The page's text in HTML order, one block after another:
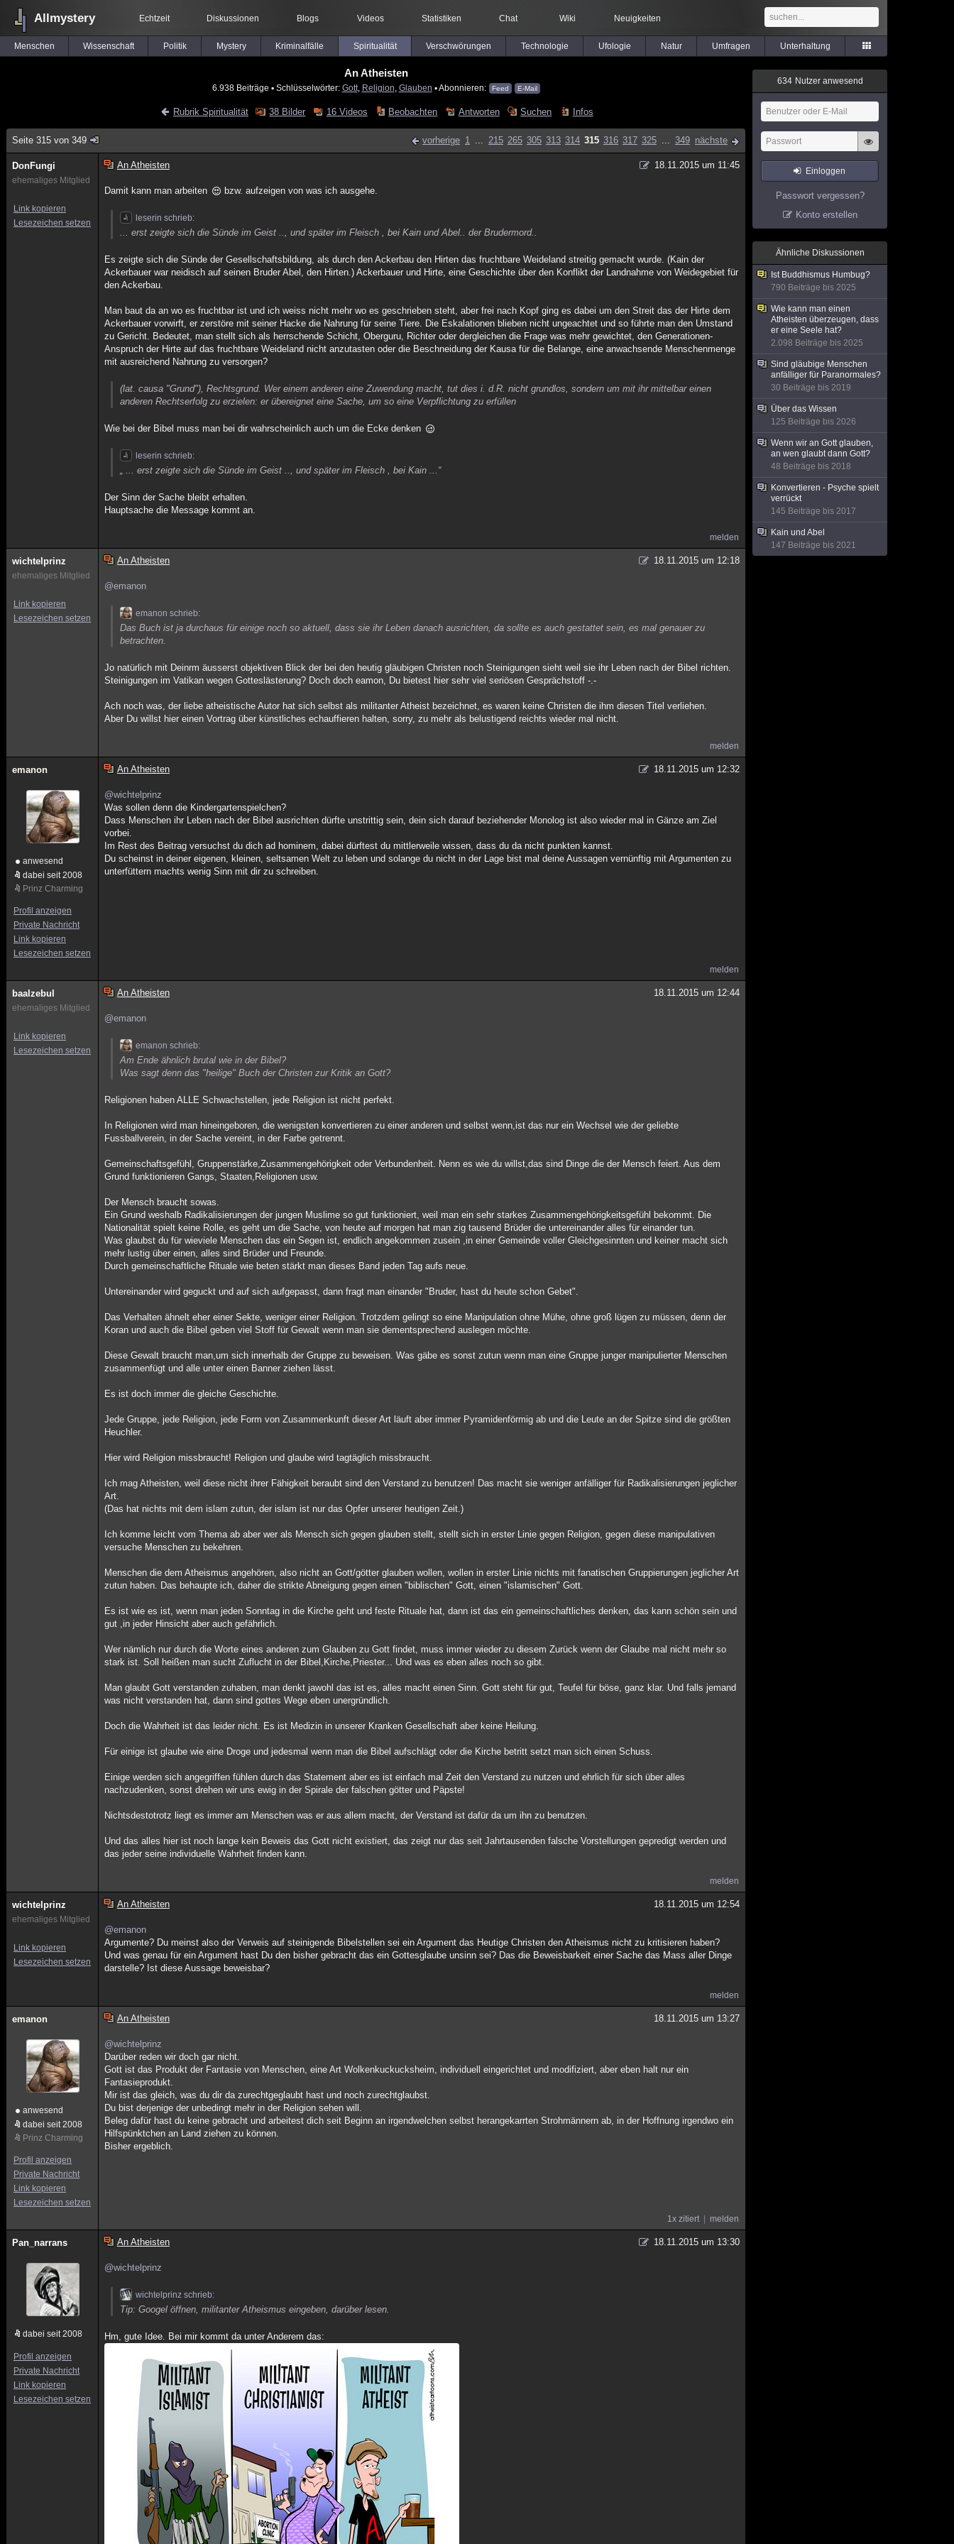
Allmystery Echtzeit Diskussionen Blogs Videos Statistiken Chat Wiki Neuigkeiten
Menschen Wissenschaft Politik Mystery Kriminalfälle Spiritualität Verschwörungen Technologie Ufologie Natur Umfragen Unterhaltung
An Atheisten
6.938 Beiträge ▪ Schlüsselwörter: Gott, Religion Glauben ▪ Abonnieren: Feed E-Mail
Rubrik Spiritualität 38 Bilder 16 Videos Beobachten Antworten Suchen Infos
Seite 315 von 349 vorherige 1 ... 215 265 305 313 314 315 316 317 325 ... 349 nächste
DonFungi
ehemaliges Mitglied
Link kopieren
Lesezeichen setzen
An Atheisten 18.11.2015 um 11:45
Damit kann man arbeiten bzw. aufzeigen von was ich ausgehe.
leserin schrieb:
... erst zeigte sich die Sünde im Geist .., und später im Fleisch , bei Kain und Abel.. der Brudermord..
Es zeigte sich die Sünde der Gesellschaftsbildung, als durch den Ackerbau den Hirten das fruchtbare Weideland streitig gemacht wurde. (Kain der
Ackerbauer war neidisch auf seinen Bruder Abel, den Hirten.) Ackerbauer und Hirte, eine Geschichte über den Konflikt der Landnahme von Weidegebiet für
den Ackerbau.
Man baut da an wo es fruchtbar ist und ich weiss nicht mehr wo es geschrieben steht, aber frei nach Kopf ging es dabei um den Streit das der Hirte dem
Ackerbauer vorwirft, er zerstöre mit seiner Hacke die Nahrung für seine Tiere. Die Eskalationen blieben nicht ungeachtet und so führte man den Umstand
zu Gericht. Bedeutet, man stellt sich als herrschende Schicht, Oberguru, Richter oder dergleichen die Frage was mehr gewichtet, den Generationen-
Anspruch der Hirte auf das fruchtbare Weideland nicht anzutasten oder die Beschneidung der Kausa für die Belange, eine anwachsende Menschenmenge
mit ausreichend Nahrung zu versorgen?
(lat. causa "Grund"), Rechtsgrund. Wer einem anderen eine Zuwendung macht, tut dies i. d.R. nicht grundlos, sondern um mit ihr mittelbar einen
anderen Rechtserfolg zu erzielen: er übereignet eine Sache, um so eine Verpflichtung zu erfüllen
Wie bei der Bibel muss man bei dir wahrscheinlich auch um die Ecke denken
leserin schrieb:
„ ... erst zeigte sich die Sünde im Geist .., und später im Fleisch , bei Kain ...“
Der Sinn der Sache bleibt erhalten.
Hauptsache die Message kommt an.
melden
wichtelprinz
ehemaliges Mitglied
Link kopieren
Lesezeichen setzen
An Atheisten 18.11.2015 um 12:18
@emanon
emanon schrieb:
Das Buch ist ja durchaus für einige noch so aktuell, dass sie ihr Leben danach ausrichten, da sollte es auch gestattet sein, es mal genauer zu
betrachten.
Jo natürlich mit Deinrm äusserst objektiven Blick der bei den heutig gläubigen Christen noch Steinigungen sieht weil sie ihr Leben nach der Bibel richten.
Steinigungen im Vatikan wegen Gotteslästerung? Doch doch eamon, Du bietest hier sehr viel seriösen Gesprächstoff -.-
Ach noch was, der liebe atheistische Autor hat sich selbst als militanter Atheist bezeichnet, es waren keine Christen die ihm diesen Titel verliehen.
Aber Du willst hier einen Vortrag über künstliches echauffieren halten, sorry, zu mehr als belustigend reichts wieder mal nicht.
melden
emanon
anwesend
dabei seit 2008
Prinz Charming
Profil anzeigen
Private Nachricht
Link kopieren
Lesezeichen setzen
An Atheisten 18.11.2015 um 12:32
@wichtelprinz
Was sollen denn die Kindergartenspielchen?
Dass Menschen ihr Leben nach der Bibel ausrichten dürfte unstrittig sein, dein sich darauf beziehender Monolog ist also wieder mal in Gänze am Ziel
vorbei.
Im Rest des Beitrag versuchst du dich ad hominem, dabei dürftest du mittlerweile wissen, dass du da nicht punkten kannst.
Du scheinst in deiner eigenen, kleinen, seltsamen Welt zu leben und solange du nicht in der Lage bist mal deine Aussagen vernünftig mit Argumenten zu
unterfüttern machts wenig Sinn mit dir zu schreiben.
melden
baalzebul
ehemaliges Mitglied
Link kopieren
Lesezeichen setzen
An Atheisten 18.11.2015 um 12:44
@emanon
emanon schrieb:
Am Ende ähnlich brutal wie in der Bibel?
Was sagt denn das "heilige" Buch der Christen zur Kritik an Gott?
Religionen haben ALLE Schwachstellen, jede Religion ist nicht perfekt.
In Religionen wird man hineingeboren, die wenigsten konvertieren zu einer anderen und selbst wenn,ist das nur ein Wechsel wie der geliebte
Fussballverein, in der Sache vereint, in der Farbe getrennt.
Gemeinschaftsgefühl, Gruppenstärke,Zusammengehörigkeit oder Verbundenheit. Nenn es wie du willst,das sind Dinge die der Mensch feiert. Aus dem
Grund funktionieren Gangs, Staaten,Religionen usw.
Der Mensch braucht sowas.
Ein Grund weshalb Radikalisierungen der jungen Muslime so gut funktioniert, weil man ein sehr starkes Zusammengehörigkeitsgefühl bekommt. Die
Nationalität spielt keine Rolle, es geht um die Sache, von heute auf morgen hat man zig tausend Brüder die untereinander alles für einander tun.
Was glaubst du für wieviele Menschen das ein Segen ist, endlich angekommen zusein ,in einer Gemeinde voller Gleichgesinnten und keiner macht sich
mehr lustig über einen, alles sind Brüder und Freunde.
Durch gemeinschaftliche Rituale wie beten stärkt man dieses Band jeden Tag aufs neue.
Untereinander wird geguckt und auf sich aufgepasst, dann fragt man einander "Bruder, hast du heute schon Gebet".
Das Verhalten ähnelt eher einer Sekte, weniger einer Religion. Trotzdem gelingt so eine Manipulation ohne Mühe, ohne groß lügen zu müssen, denn der
Koran und auch die Bibel geben viel Stoff für Gewalt wenn man sie dementsprechend auslegen möchte.
Diese Gewalt braucht man,um sich innerhalb der Gruppe zu beweisen. Was gäbe es sonst zutun wenn man eine Gruppe junger manipulierter Menschen
zusammenfügt und alle unter einen Banner ziehen lässt.
Es ist doch immer die gleiche Geschichte.
Jede Gruppe, jede Religion, jede Form von Zusammenkunft dieser Art läuft aber immer Pyramidenförmig ab und die Leute an der Spitze sind die größten
Heuchler.
Hier wird Religion missbraucht! Religion und glaube wird tagtäglich missbraucht.
Ich mag Atheisten, weil diese nicht ihrer Fähigkeit beraubt sind den Verstand zu benutzen! Das macht sie weniger anfälliger für Radikalisierungen jeglicher
Art.
(Das hat nichts mit dem islam zutun, der islam ist nur das Opfer unserer heutigen Zeit.)
Ich komme leicht vom Thema ab aber wer als Mensch sich gegen glauben stellt, stellt sich in erster Linie gegen Religion, gegen diese manipulativen
versuche Menschen zu bekehren.
Menschen die dem Atheismus angehören, also nicht an Gott/götter glauben wollen, wollen in erster Linie nichts mit fanatischen Gruppierungen jeglicher Art
zutun haben. Das behaupte ich, daher die strikte Abneigung gegen einen "biblischen" Gott, einen "islamischen" Gott.
Es ist wie es ist, wenn man jeden Sonntag in die Kirche geht und feste Rituale hat, dann ist das ein gemeinschaftliches denken, das kann schön sein und
gut ,in jeder Hinsicht aber auch gefährlich.
Wer nämlich nur durch die Worte eines anderen zum Glauben zu Gott findet, muss immer wieder zu diesem Zurück wenn der Glaube mal nicht mehr so
stark ist. Soll heißen man sucht Zuflucht in der Bibel,Kirche,Priester... Und was es eben alles noch so gibt.
Man glaubt Gott verstanden zuhaben, man denkt jawohl das ist es, alles macht einen Sinn. Gott steht für gut, Teufel für böse, ganz klar. Und falls jemand
was nicht verstanden hat, dann sind gottes Wege eben unergründlich.
Doch die Wahrheit ist das leider nicht. Es ist Medizin in unserer Kranken Gesellschaft aber keine Heilung.
Für einige ist glaube wie eine Droge und jedesmal wenn man die Bibel aufschlägt oder die Kirche betritt setzt man sich einen Schuss.
Einige werden sich angegriffen fühlen durch das Statement aber es ist einfach mal Zeit den Verstand zu nutzen und ehrlich für sich über alles
nachzudenken, sonst drehen wir uns ewig in der Spirale der falschen götter und Päpste!
Nichtsdestotrotz liegt es immer am Menschen was er aus allem macht, der Verstand ist dafür da um ihn zu benutzen.
Und das alles hier ist noch lange kein Beweis das Gott nicht existiert, das zeigt nur das seit Jahrtausenden falsche Vorstellungen gepredigt werden und
das jeder seine individuelle Wahrheit finden kann.
melden
wichtelprinz
ehemaliges Mitglied
Link kopieren
Lesezeichen setzen
An Atheisten 18.11.2015 um 12:54
@emanon
Argumente? Du meinst also der Verweis auf steinigende Bibelstellen sei ein Argument das Heutige Christen den Atheismus nicht zu kritisieren haben?
Und was genau für ein Argument hast Du den bisher gebracht das ein Gottesglaube unsinn sei? Das die Beweisbarkeit einer Sache das Mass aller Dinge
darstelle? Ist diese Aussage beweisbar?
melden
emanon
anwesend
dabei seit 2008
Prinz Charming
Profil anzeigen
Private Nachricht
Link kopieren
Lesezeichen setzen
An Atheisten 18.11.2015 um 13:27
@wichtelprinz
Darüber reden wir doch gar nicht.
Gott ist das Produkt der Fantasie von Menschen, eine Art Wolkenkuckucksheim, individuell eingerichtet und modifiziert, aber eben halt nur ein
Fantasieprodukt.
Mir ist das gleich, was du dir da zurechtgeglaubt hast und noch zurechtglaubst.
Du bist derjenige der unbedingt mehr in der Religion sehen will.
Beleg dafür hast du keine gebracht und arbeitest dich seit Beginn an irgendwelchen selbst herangekarrten Strohmännern ab, in der Hoffnung irgendwo ein
Hilfspünktchen an Land ziehen zu können.
Bisher ergeblich.
1x zitiert melden
Pan_narrans
dabei seit 2008
Profil anzeigen
Private Nachricht
Link kopieren
Lesezeichen setzen
An Atheisten 18.11.2015 um 13:30
@wichtelprinz
wichtelprinz schrieb:
Tip: Googel öffnen, militanter Atheismus eingeben, darüber lesen.
Hm, gute Idee. Bei mir kommt da unter Anderem das:
634 Nutzer anwesend
Einloggen
Passwort vergessen?
Konto erstellen
Ähnliche Diskussionen
Ist Buddhismus Humbug?
790 Beiträge bis 2025
Wie kann man einen
Atheisten überzeugen, dass
er eine Seele hat?
2.098 Beiträge bis 2025
Sind gläubige Menschen
anfälliger für Paranormales?
30 Beiträge bis 2019
Über das Wissen
125 Beiträge bis 2026
Wenn wir an Gott glauben,
an wen glaubt dann Gott?
48 Beiträge bis 2018
Konvertieren - Psyche spielt
verrückt
145 Beiträge bis 2017
Kain und Abel
147 Beiträge bis 2021